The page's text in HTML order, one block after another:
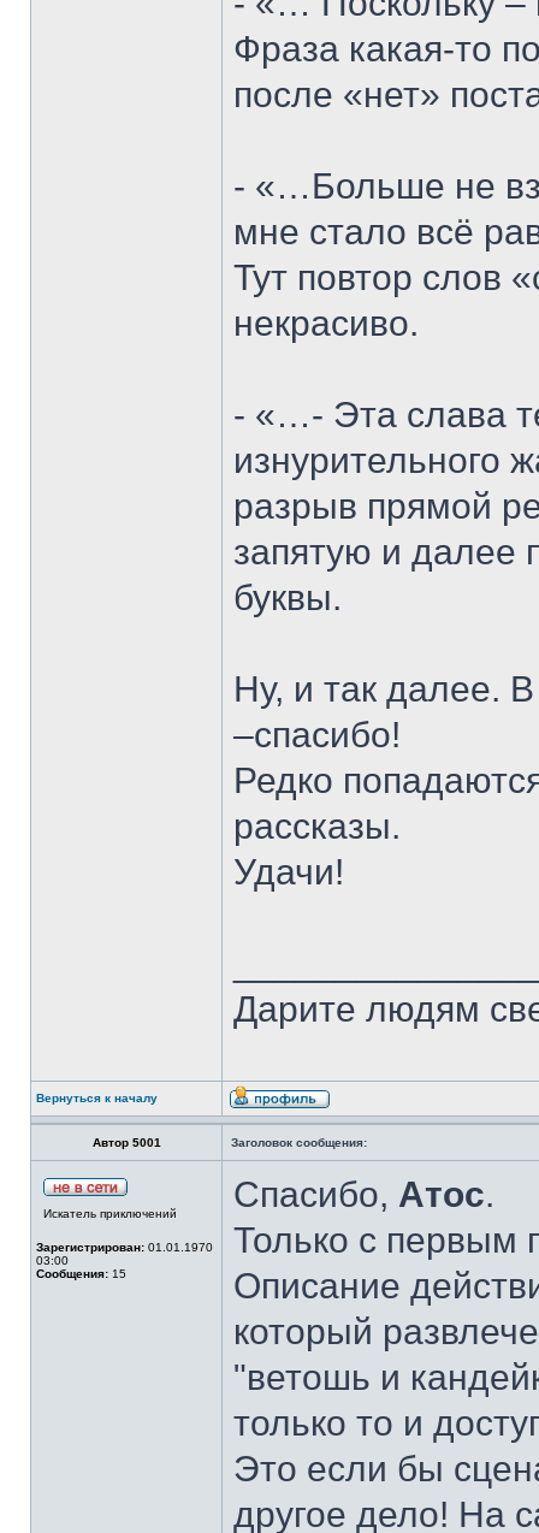
Фраза какая-то
после «нет»
- «…Больше не
мне стало всё
Тут повтор слов
некрасиво.
- «…- Эта слава
изнурительного
разрыв прямой
запятую и далее
буквы.
Ну, и так далее.
–спасибо!
Редко
рассказы.
Удачи!
Дарите людям
Вернуться к началу
Автор 5001 Заголовок сообщения:
Искатель приключений
Зарегистрирован: 01.01.1970
03:00
Сообщения: 15
Спасибо, Атос.
Только с первым
Описание
который
"ветошь и
только то и
Это если бы
другое дело! На